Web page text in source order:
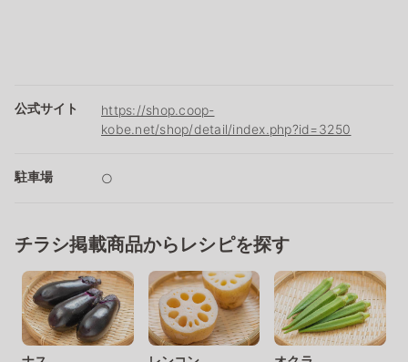
公式サイト
https://shop.coop-
kobe.net/shop/detail/index.php?id=3250
駐車場 ○
チラシ掲載商品からレシピを探す